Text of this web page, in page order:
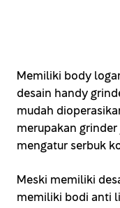
Memiliki body
desain handy
mudah
merupakan
mengatur serbuk
Meski memiliki
memiliki bodi anti